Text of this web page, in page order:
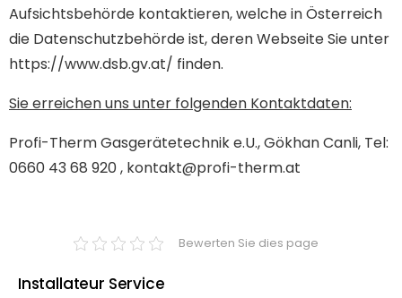
Aufsichtsbehörde kontaktieren, welche in Österreich
die Datenschutzbehörde ist, deren Webseite Sie unter
https://www.dsb.gv.at/ finden.
Sie erreichen uns unter folgenden Kontaktdaten:
Profi-Therm Gasgerätetechnik e.U., Gökhan Canli, Tel:
0660 43 68 920 , kontakt@profi-therm.at
Bewerten Sie dies page
Installateur Service